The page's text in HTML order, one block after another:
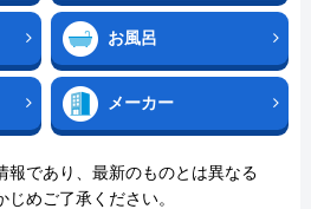
お風呂
メーカー
であり、最新のものとは異なる
めご了承ください。